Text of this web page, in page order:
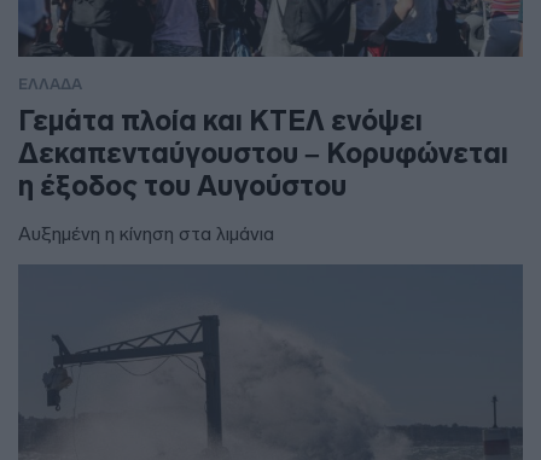
ΕΛΛΑΔΑ
Γεμάτα πλοία και ΚΤΕΛ ενόψει
Δεκαπενταύγουστου – Κορυφώνεται
η έξοδος του Αυγούστου
Αυξημένη η κίνηση στα λιμάνια